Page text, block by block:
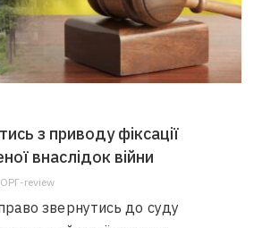
з приводу фіксації
внаслідок війни
review
звернутись до суду